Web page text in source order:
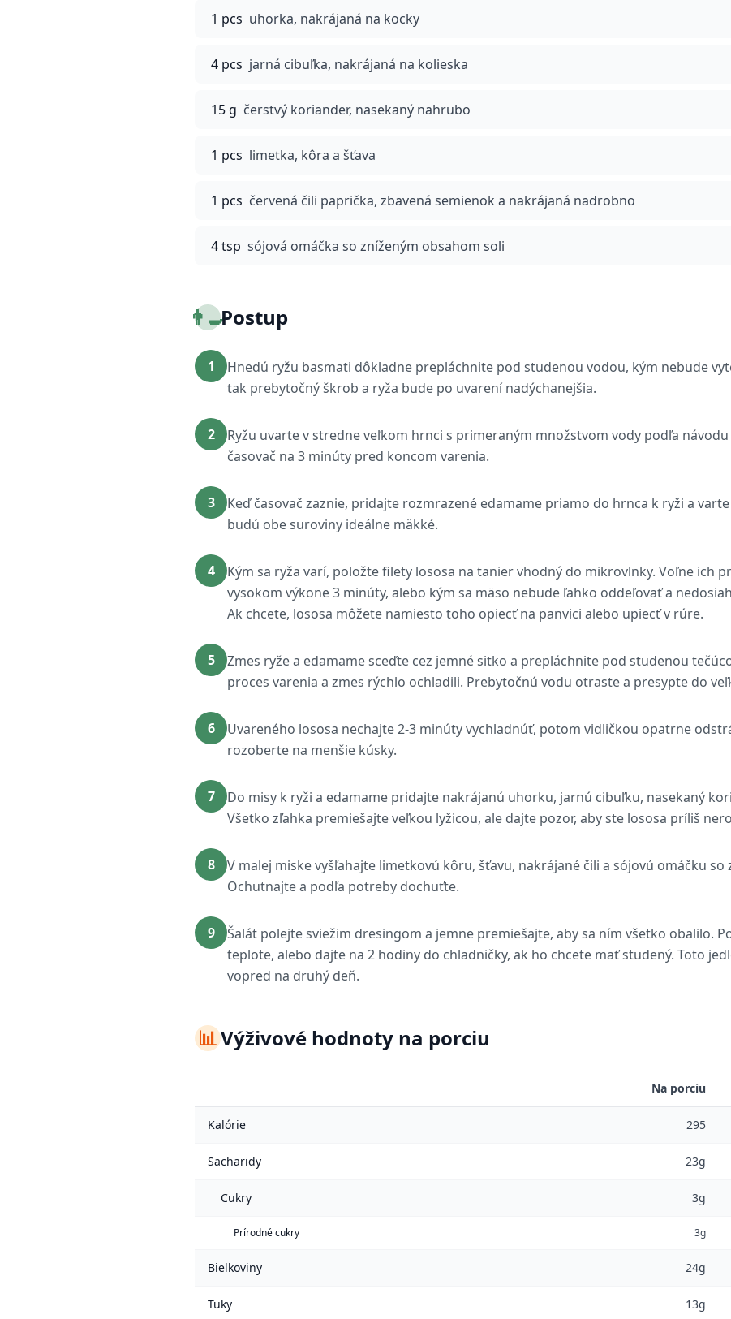
1 pcs uhorka, nakrájaná na kocky
4 pcs jarná cibuľka, nakrájaná na kolieska
15 g čerstvý koriander, nasekaný nahrubo
1 pcs limetka, kôra a šťava
1 pcs červená čili paprička, zbavená semienok a nakrájaná nadrobno
4 tsp sójová omáčka so zníženým obsahom soli
👨‍🍳Postup
1
Hnedú ryžu basmati dôkladne prepláchnite pod studenou vodou, kým nebude
tak prebytočný škrob a ryža bude po uvarení nadýchanejšia.
2
Ryžu uvarte v stredne veľkom hrnci s primeraným množstvom vody podľa návodu
časovač na 3 minúty pred koncom varenia.
3
Keď časovač zaznie, pridajte rozmrazené edamame priamo do hrnca k ryži a
budú obe suroviny ideálne mäkké.
4
Kým sa ryža varí, položte filety lososa na tanier vhodný do mikrovlnky. Voľne ich
vysokom výkone 3 minúty, alebo kým sa mäso nebude ľahko oddeľovať a
Ak chcete, lososa môžete namiesto toho opiecť na panvici alebo upiecť v rúre.
5
Zmes ryže a edamame sceďte cez jemné sitko a prepláchnite pod studenou
proces varenia a zmes rýchlo ochladili. Prebytočnú vodu otraste a presypte do
6
Uvareného lososa nechajte 2-3 minúty vychladnúť, potom vidličkou opatrne
rozoberte na menšie kúsky.
7
Do misy k ryži a edamame pridajte nakrájanú uhorku, jarnú cibuľku, nasekaný
Všetko zľahka premiešajte veľkou lyžicou, ale dajte pozor, aby ste lososa príliš
8
V malej miske vyšľahajte limetkovú kôru, šťavu, nakrájané čili a sójovú omáčku so
Ochutnajte a podľa potreby dochuťte.
9
Šalát polejte sviežim dresingom a jemne premiešajte, aby sa ním všetko obalilo.
teplote, alebo dajte na 2 hodiny do chladničky, ak ho chcete mať studený. Toto
vopred na druhý deň.
📊Výživové hodnoty na porciu
Na porciu
Kalórie 295
Sacharidy 23g
Cukry 3g
Prírodné cukry 3g
Bielkoviny 24g
Tuky 13g